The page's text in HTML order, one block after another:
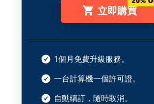
立即購買
1個月免費升級服務。
一台計算機一個許可證。
自動續訂，隨時取消。